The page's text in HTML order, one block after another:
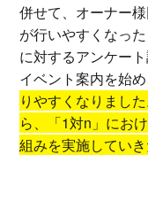
併せて、オーナー
が行いやすくなっ
に対するアンケー
イベント案内を始め
りやすくなりまし
ら、「1対n」にお
組みを実施していき